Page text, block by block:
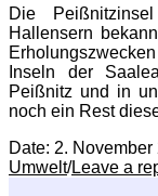
Die
Hallensern
Inseln der
Peißnitz und in
noch ein Rest
Date: 2. November
Umwelt/Leave a